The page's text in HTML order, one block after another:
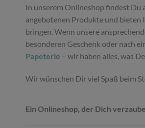
In unserem Onlineshop findest
angebotenen Produkte und bieten
bringen. Wenn unsere
besonderen Geschenk oder nach
Papeterie – wir haben alles, was
Wir wünschen Dir viel Spaß beim
Ein Onlineshop, der Dich